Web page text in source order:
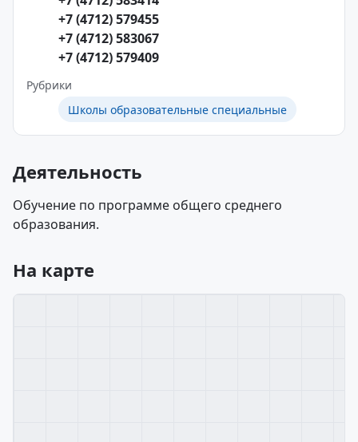
+7 (4712) 579455
+7 (4712) 583067
+7 (4712) 579409
Рубрики
Школы образовательные специальные
Деятельность
Обучение по программе общего среднего
образования.
На карте